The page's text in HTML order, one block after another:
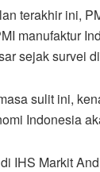
terakhir ini,
manufaktur
sejak survei
sulit ini,
Indonesia
IHS Markit